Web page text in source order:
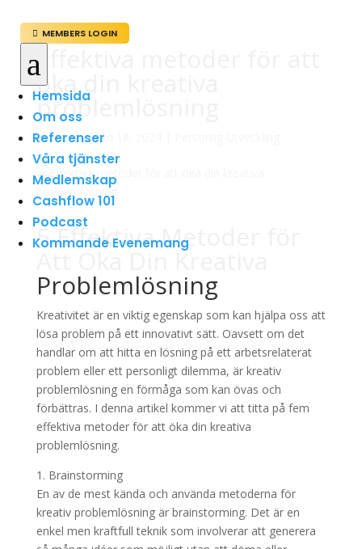
 MEMBERS LOGIN
a
Hemsida
Om oss
Referenser
Våra tjänster
Medlemskap
Cashflow 101
Podcast
Kommande Evenemang
Effektiva metoder för att
öka din kreativa
problemlösning
avadmin|jun 18, 2024
5 Effektiva Metoder för
Att Öka Din Kreativa
Problemlösning
Kreativitet är en viktig egenskap som kan hjälpa oss att
lösa problem på ett innovativt sätt. Oavsett om det
handlar om att hitta en lösning på ett arbetsrelaterat
problem eller ett personligt dilemma, är kreativ
problemlösning en förmåga som kan övas och
förbättras. I denna artikel kommer vi att titta på fem
effektiva metoder för att öka din kreativa
problemlösning.
1. Brainstorming
En av de mest kända och använda metoderna för
kreativ problemlösning är brainstorming. Det är en
enkel men kraftfull teknik som involverar att generera